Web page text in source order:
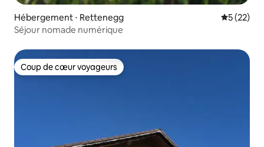
Hébergement ⋅ Rettenegg
5 (22)
Séjour nomade numérique
Coup de cœur voyageurs
Coup de cœur voyageurs